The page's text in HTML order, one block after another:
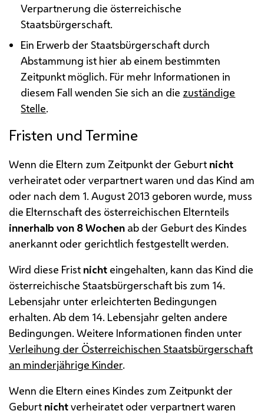
Verpartnerung die österreichische
Staatsbürgerschaft.
Ein Erwerb der Staatsbürgerschaft durch
Abstammung ist hier ab einem bestimmten
Zeitpunkt möglich. Für mehr Informationen in
diesem Fall wenden Sie sich an die zuständige
Stelle.
Fristen und Termine
Wenn die Eltern zum Zeitpunkt der Geburt nicht
verheiratet oder verpartnert waren und das Kind am
oder nach dem 1. August 2013 geboren wurde, muss
die Elternschaft des österreichischen Elternteils
innerhalb von 8 Wochen ab der Geburt des Kindes
anerkannt oder gerichtlich festgestellt werden.
Wird diese Frist nicht eingehalten, kann das Kind die
österreichische Staatsbürgerschaft bis zum 14.
Lebensjahr unter erleichterten Bedingungen
erhalten. Ab dem 14. Lebensjahr gelten andere
Bedingungen. Weitere Informationen finden unter
Verleihung der Österreichischen Staatsbürgerschaft
an minderjährige Kinder.
Wenn die Eltern eines Kindes zum Zeitpunkt der
Geburt nichtverheiratet oder verpartnert waren